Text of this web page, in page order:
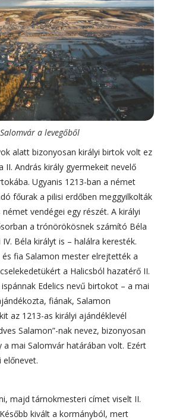
Salomvár a levegőből
alatt bizonyosan királyi birtok volt ez
II. András király gyermekeit nevelő
Ugyanis 1213-ban a német
főurak a pilisi erdőben meggyilkolták
vendégei egy részét. A királyi
a trónörökösnek számító Béla
Béla királyt is – halálra keresték.
és fia Salamon mester elrejtették a
a Halicsból hazatérő II.
Edelics nevű birtokot – a mai
fiának, Salamon
az 1213-as királyi ajándéklevél
Salamon”-nak nevez, bizonyosan
a mai Salomvár határában volt. Ezért
előnevet.
majd tárnokmesteri címet viselt II.
kivált a kormányból, mert